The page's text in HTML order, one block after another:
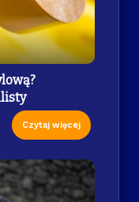
Czytaj więcej